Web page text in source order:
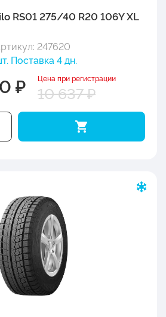
RS01 275/40 R20 106Y XL
247620
Поставка 4 дн.
₽ Цена при регистрации
10 637 ₽